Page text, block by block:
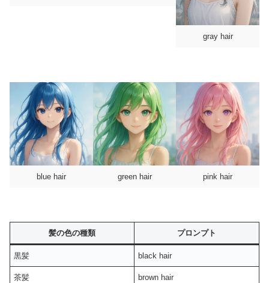
gray hair
blue hair green hair pink hair
髪の色の種類 プロンプト
黒髪 black hair
茶髪 brown hair